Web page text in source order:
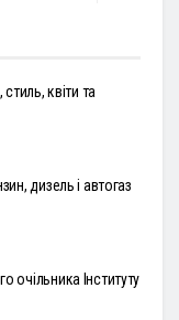
квіти та
дизель і автогаз
очільника Інституту